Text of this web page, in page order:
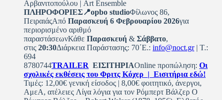
Αρβανιτοπούλου | Art Ensemble
ΠΛΗΡΟΦΟΡΙΕΣ📍opbo studioΦίλωνος 86,
ΠειραιάςΑπό Παρασκευή 6 Φεβρουαρίου 2026για
περιορισμένο αριθμό
παραστάσεωνΚάθε Παρασκευή & Σάββατο,
στις 20:30Διάρκεια Παράστασης: 70΄E.: info@noct.gr| T.:
694
8780744TRAILER ΕΙΣΙΤΗΡΙΑOnline προπώληση: Οι
σχολικές εκθέσεις του Φριτς Κόχερ | Εισιτήρια εδώ!
Τιμές: 12,00€ γενική είσοδος | 8,00€ φοιτητικό, άνεργοι,
ΑμεΑ, ατέλειες Λίγα λόγια για τον Ρόμπερτ Βάλζερ Ο